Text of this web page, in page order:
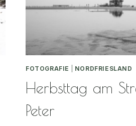
FOTOGRAFIE NORDFRIESLAND
Herbsttag am
Peter